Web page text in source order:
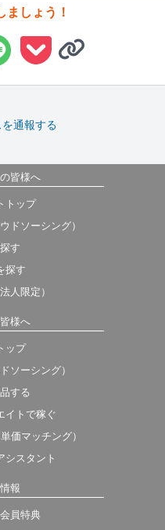
ましょう！
通報する
皆様へ
トップ
ドソーシング）
す
探す
人限定）
様へ
ップ
ソーシング）
する
イトで稼ぐ
価マッチング）
シスタント
報
員特典